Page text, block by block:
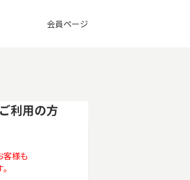
会員ページ
利用の方
客様も